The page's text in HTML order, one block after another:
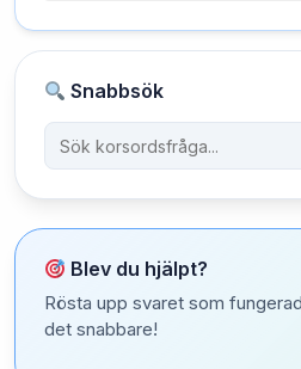
Snabbsök
Blev du hjälpt?
Rösta upp svaret som
det snabbare!